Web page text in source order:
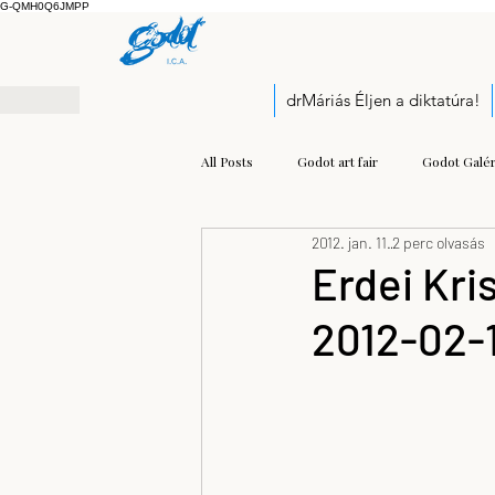
G-QMH0Q6JMPP
drMáriás Éljen a diktatúra!
All Posts Godot art fair Godot
Pályázati felhívás
Kis Prumik Zoltán
Erdei
2012-02-
2012. jan. 11. 2 perc olvasás